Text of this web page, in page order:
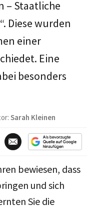
– Staatliche
Diese wurden
einer
Eine
besonders
Sarah Kleinen
bewiesen, dass
und sich
Sie die